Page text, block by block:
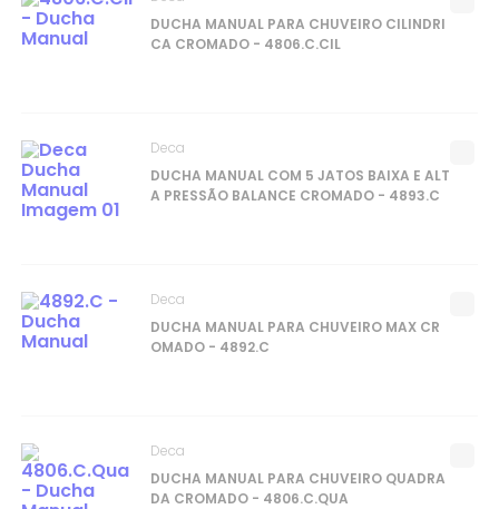
DUCHA MANUAL PARA CHUVEIRO CILINDRI
CA CROMADO - 4806.C.CIL
DUCHA MANUAL COM 5 JATOS BAIXA E ALT
A PRESSÃO BALANCE CROMADO - 4893.C
Deca
DUCHA MANUAL PARA CHUVEIRO MAX CR
OMADO - 4892.C
Deca
DUCHA MANUAL PARA CHUVEIRO QUADRA
DA CROMADO - 4806.C.QUA
Deca